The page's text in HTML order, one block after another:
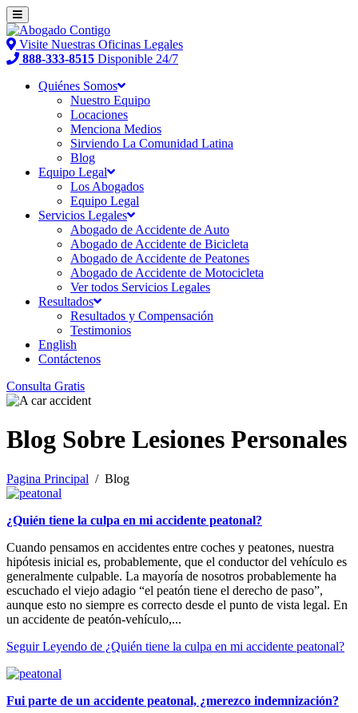
Visite Nuestras Oficinas Legales
888-333-8515 Disponible 24/7
Quiénes Somos
Nuestro Equipo
Locaciones
Menciona Medios
Sirviendo La Comunidad Latina
Blog
Equipo Legal
Los Abogados
Equipo Legal
Servicios Legales
Abogado de Accidente de Auto
Abogado de Accidente de Bicicleta
Abogado de Accidente de Peatones
Abogado de Accidente de Motocicleta
Ver todos Servicios Legales
Resultados
Resultados y Compensación
Testimonios
English
Contáctenos
Consulta Gratis
Blog Sobre Lesiones Personales
Pagina Principal / Blog
¿Quién tiene la culpa en mi accidente peatonal?
Cuando pensamos en accidentes entre coches y peatones, nuestra
hipótesis inicial es, probablemente, que el conductor del vehículo es
generalmente culpable. La mayoría de nosotros probablemente ha
escuchado el viejo adagio “el peatón tiene el derecho de paso”,
aunque esto no siempre es correcto desde el punto de vista legal. En
un accidente de peatón-vehículo,...
Seguir Leyendo de ¿Quién tiene la culpa en mi accidente peatonal?
Fui parte de un accidente peatonal, ¿merezco indemnización?